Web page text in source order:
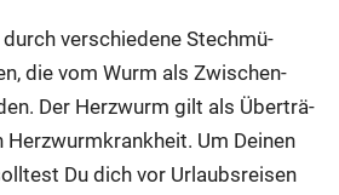
ver­schie­de­ne Stech­mü­
die vom Wurm als Zwi­schen­
Der Herz­wurm gilt als Über­trä­
Um Dei­nen
Du dich vor Urlaubs­rei­sen